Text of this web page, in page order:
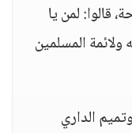
قالوا: لمن يا
ولائمة المسلمين
الداري